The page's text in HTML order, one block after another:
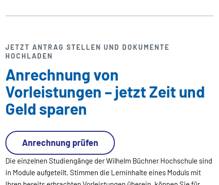
JETZT ANTRAG STELLEN UND DOKUMENTE
HOCHLADEN
Anrechnung von
Vorleistungen – jetzt Zeit und
Geld sparen
Die einzelnen Studiengänge der Wilhelm Büchner Hochschule sind
in Module aufgeteilt. Stimmen die Lerninhalte eines Moduls mit
Anrechnung prüfen